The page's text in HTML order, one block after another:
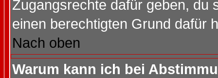
Zugangsrechte dafür geben, du
einen berechtigten Grund dafür
Nach oben
Warum kann ich bei